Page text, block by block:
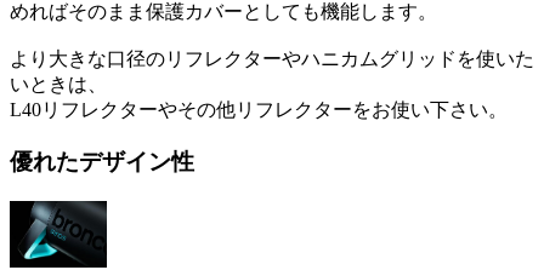
めればそのまま保護カバーとしても機能します。
より大きな口径のリフレクターやハニカムグリッドを使いた
いときは、
L40リフレクターやその他リフレクターをお使い下さい。
優れたデザイン性